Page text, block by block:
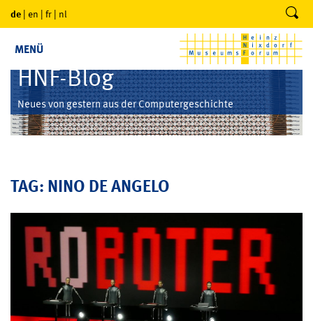
de | en | fr | nl
MENÜ
HNF-Blog
Neues von gestern aus der Computergeschichte
TAG: NINO DE ANGELO